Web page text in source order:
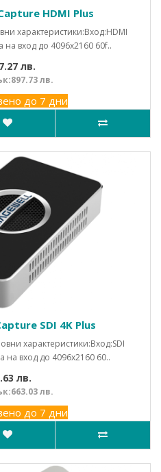
HDMI Plus
характеристики:Вход:HDMI
вход до 4096x2160 60f..
лв.
лв.
до 7 дни
SDI 4K Plus
характеристики:Вход:SDI
на вход до 4096x2160 60..
лв.
лв.
до 7 дни